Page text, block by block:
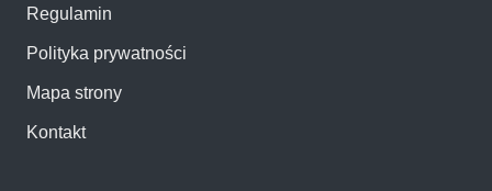
Regulamin
Polityka prywatności
Mapa strony
Kontakt